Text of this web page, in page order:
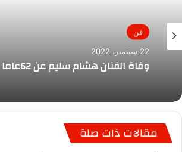
فن
22 سبتمبر، 2022
وفاة الفنان هشام سليم عن 62عاما
مقالات ذات صلة